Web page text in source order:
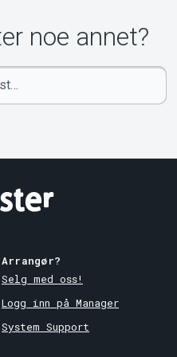
noe annet?
Arrangør?
Selg med oss!
Logg inn på Manager
System Support